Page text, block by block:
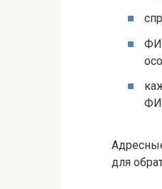
для